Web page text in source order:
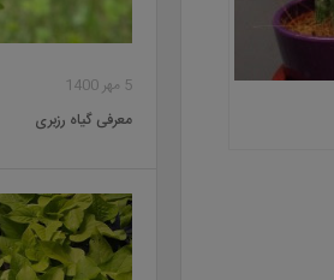
5 مهر 1400
معرفی گیاه رزبری